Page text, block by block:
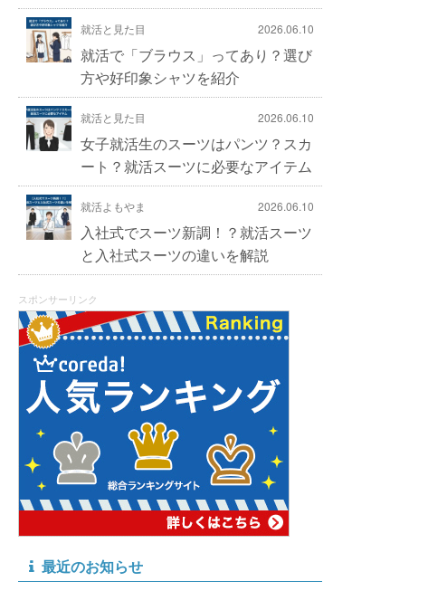
就活と見た目 2026.06.10
就活で「ブラウス」ってあり？選び
方や好印象シャツを紹介
就活と見た目 2026.06.10
女子就活生のスーツはパンツ？スカ
ート？就活スーツに必要なアイテム
就活よもやま 2026.06.10
入社式でスーツ新調！？就活スーツ
と入社式スーツの違いを解説
スポンサーリンク
最近のお知らせ